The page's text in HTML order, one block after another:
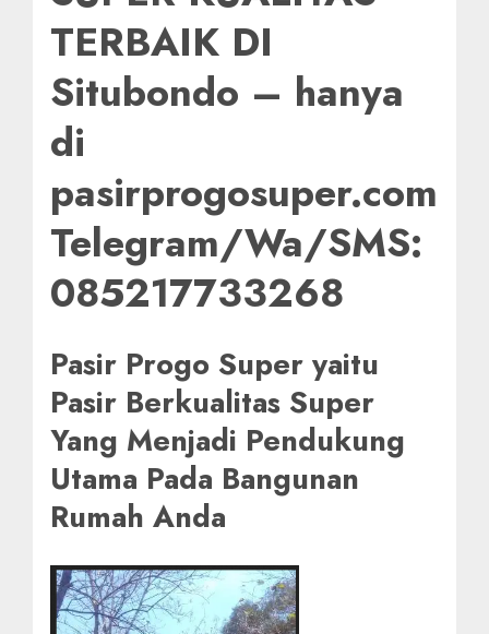
TERBAIK DI
Situbondo – hanya
di
pasirprogosuper.com
Telegram/Wa/SMS:
085217733268
Pasir Progo Super yaitu
Pasir Berkualitas Super
Yang Menjadi Pendukung
Utama Pada Bangunan
Rumah Anda